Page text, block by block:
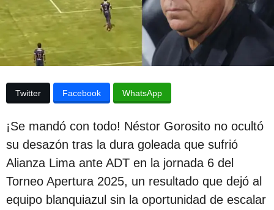
b
i
i
ó
n
1
a
a
ó
n
Twitter Facebook WhatsApp
¡Se mandó con todo! Néstor Gorosito no ocultó
su desazón tras la dura goleada que sufrió
Alianza Lima ante ADT en la jornada 6 del
Torneo Apertura 2025, un resultado que dejó al
equipo blanquiazul sin la oportunidad de escalar